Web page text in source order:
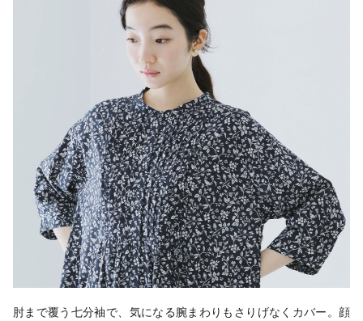
肘まで覆う七分袖で、気になる腕まわりもさりげなくカバー。顔